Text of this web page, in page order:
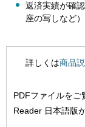
返済実績が確
座の写しなど）
詳しくは商品
PDFファイルをご
Reader 日本語版